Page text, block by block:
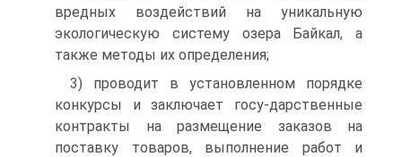
вредных воздействий на уникальную
экологическую систему озера Байкал, а
также методы их определения;
3) проводит в установленном порядке
конкурсы и заключает госу-дарственные
контракты на размещение заказов на
поставку товаров, выполнение работ и